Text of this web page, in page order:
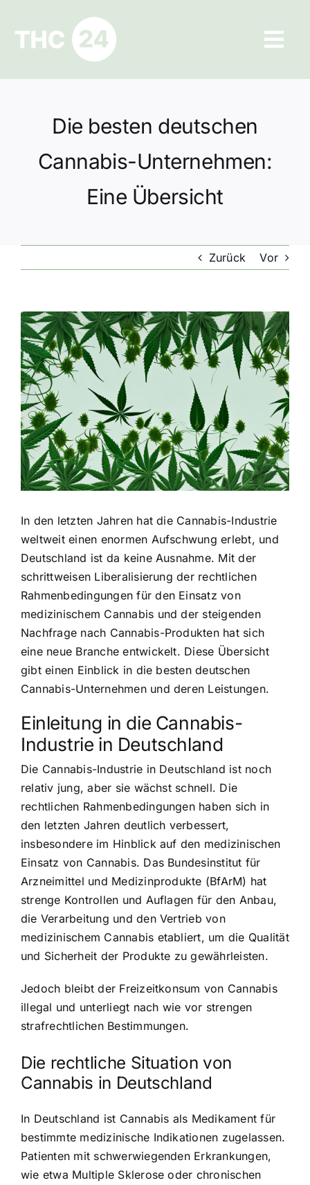
springen
Ratgeber
Hilfe und Kontakt
Datenschutz
Die besten deutschen
Cannabis-Unternehmen:
Eine Übersicht
Zurück Vor
Zeige
grösseres
Bild
In den letzten Jahren hat die Cannabis-Industrie
weltweit einen enormen Aufschwung erlebt, und
Deutschland ist da keine Ausnahme. Mit der
schrittweisen Liberalisierung der rechtlichen
Rahmenbedingungen für den Einsatz von
medizinischem Cannabis und der steigenden
Nachfrage nach Cannabis-Produkten hat sich
eine neue Branche entwickelt. Diese Übersicht
gibt einen Einblick in die besten deutschen
Cannabis-Unternehmen und deren Leistungen.
Einleitung in die Cannabis-
Industrie in Deutschland
Die Cannabis-Industrie in Deutschland ist noch
relativ jung, aber sie wächst schnell. Die
rechtlichen Rahmenbedingungen haben sich in
den letzten Jahren deutlich verbessert,
insbesondere im Hinblick auf den medizinischen
Einsatz von Cannabis. Das Bundesinstitut für
Arzneimittel und Medizinprodukte (BfArM) hat
strenge Kontrollen und Auflagen für den Anbau,
die Verarbeitung und den Vertrieb von
medizinischem Cannabis etabliert, um die Qualität
und Sicherheit der Produkte zu gewährleisten.
Jedoch bleibt der Freizeitkonsum von Cannabis
illegal und unterliegt nach wie vor strengen
strafrechtlichen Bestimmungen.
Die rechtliche Situation von
Cannabis in Deutschland
In Deutschland ist Cannabis als Medikament für
bestimmte medizinische Indikationen zugelassen.
Patienten mit schwerwiegenden Erkrankungen,
wie etwa Multiple Sklerose oder chronischen